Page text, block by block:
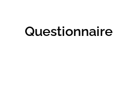
Questionnaire